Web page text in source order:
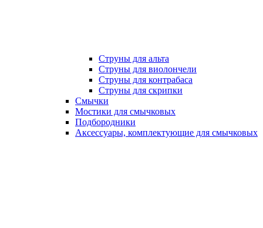
Струны для альта
Струны для виолончели
Струны для контрабаса
Струны для скрипки
Смычки
Мостики для смычковых
Подбородники
Аксеcсуары, комплектующие для смычковых